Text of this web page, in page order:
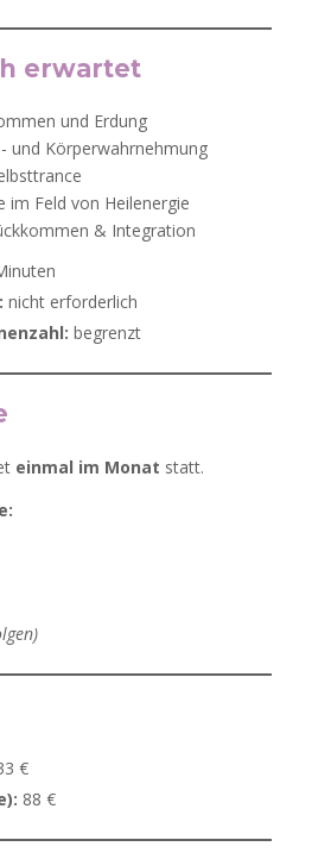
erwartet
und Erdung
und Körperwahrnehmung
im Feld von Heilenergie
& Integration
nicht erforderlich
begrenzt
einmal im Monat statt.
€
88 €